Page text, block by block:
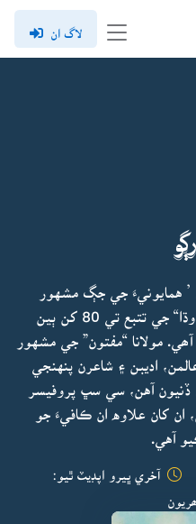
لاگ ان
’ همايونيءَ جي جڳ مشهور
ڪافي ”تنهنجي زلف جي بند ڪمند وڌا“ جي تتبع تي 80 کن ٻين
مولانا “مفتون” جي مشهور
اديبن ۽ شاعرن پنهنجي
آهن، سي سڀ پروفيسر
کان علاوه ان ڪافيءَ جو
آهي.
آخري ڀيرو اپڊيٽ ٿيو: